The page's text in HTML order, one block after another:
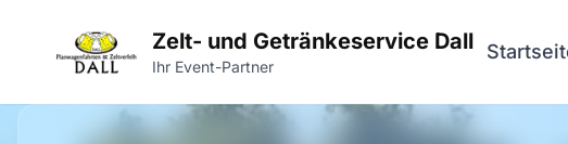
Zelt- und Getränkeservice Dall
Ihr Event-Partner